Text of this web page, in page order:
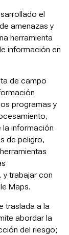
el
amenazas y
herramienta
información en
de campo
programas y
la información
de peligro,
y trabajar con
Maps.
traslada a la
abordar la
del riesgo;